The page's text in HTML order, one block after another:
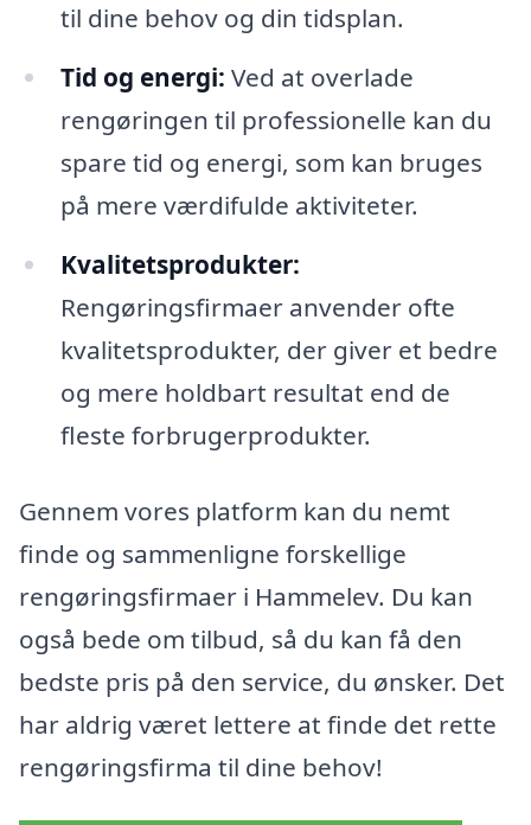
til dine behov og din tidsplan.
Tid og energi: Ved at overlade
rengøringen til professionelle kan du
spare tid og energi, som kan bruges
på mere værdifulde aktiviteter.
Kvalitetsprodukter:
Rengøringsfirmaer anvender ofte
kvalitetsprodukter, der giver et bedre
og mere holdbart resultat end de
fleste forbrugerprodukter.
Gennem vores platform kan du nemt
finde og sammenligne forskellige
rengøringsfirmaer i Hammelev. Du kan
også bede om tilbud, så du kan få den
bedste pris på den service, du ønsker. Det
har aldrig været lettere at finde det rette
rengøringsfirma til dine behov!